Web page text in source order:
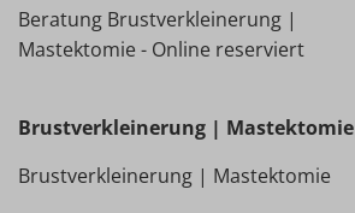
Beratung Brustverkleinerung |
Mastektomie - Online reserviert
Brustverkleinerung | Mastektomie
Brustverkleinerung | Mastektomie